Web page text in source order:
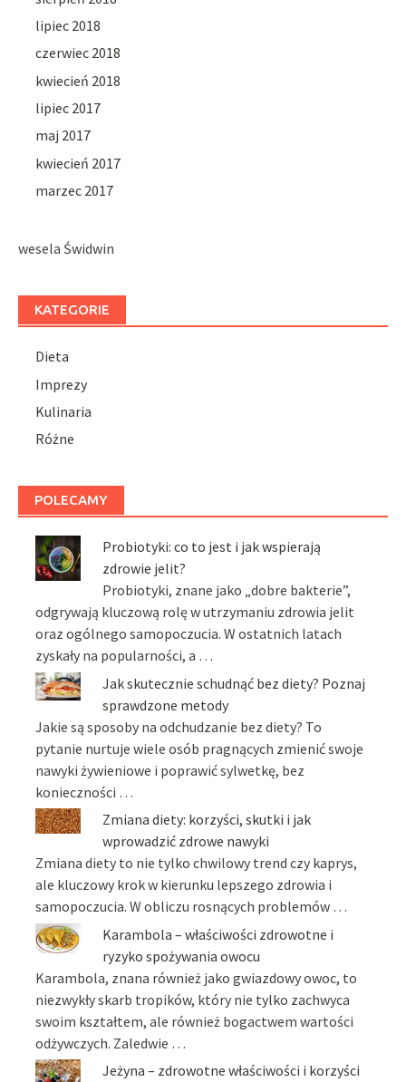
lipiec 2018
czerwiec 2018
kwiecień 2018
lipiec 2017
maj 2017
kwiecień 2017
marzec 2017
wesela Świdwin
KATEGORIE
Dieta
Imprezy
Kulinaria
Różne
POLECAMY
Probiotyki: co to jest i jak wspierają
zdrowie jelit?
Probiotyki, znane jako „dobre bakterie”,
odgrywają kluczową rolę w utrzymaniu zdrowia jelit
oraz ogólnego samopoczucia. W ostatnich latach
zyskały na popularności, a …
Jak skutecznie schudnąć bez diety? Poznaj
sprawdzone metody
Jakie są sposoby na odchudzanie bez diety? To
pytanie nurtuje wiele osób pragnących zmienić swoje
nawyki żywieniowe i poprawić sylwetkę, bez
konieczności …
Zmiana diety: korzyści, skutki i jak
wprowadzić zdrowe nawyki
Zmiana diety to nie tylko chwilowy trend czy kaprys,
ale kluczowy krok w kierunku lepszego zdrowia i
samopoczucia. W obliczu rosnących problemów …
Karambola – właściwości zdrowotne i
ryzyko spożywania owocu
Karambola, znana również jako gwiazdowy owoc, to
niezwykły skarb tropików, który nie tylko zachwyca
swoim kształtem, ale również bogactwem wartości
odżywczych. Zaledwie …
Jeżyna – zdrowotne właściwości i korzyści